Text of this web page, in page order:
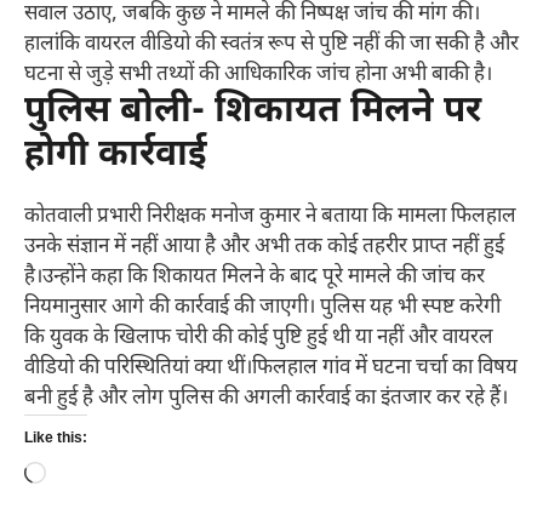
सवाल उठाए, जबकि कुछ ने मामले की निष्पक्ष जांच की मांग की।
हालांकि वायरल वीडियो की स्वतंत्र रूप से पुष्टि नहीं की जा सकी है और
घटना से जुड़े सभी तथ्यों की आधिकारिक जांच होना अभी बाकी है।
पुलिस बोली- शिकायत मिलने पर
होगी कार्रवाई
कोतवाली प्रभारी निरीक्षक मनोज कुमार ने बताया कि मामला फिलहाल
उनके संज्ञान में नहीं आया है और अभी तक कोई तहरीर प्राप्त नहीं हुई
है।उन्होंने कहा कि शिकायत मिलने के बाद पूरे मामले की जांच कर
नियमानुसार आगे की कार्रवाई की जाएगी। पुलिस यह भी स्पष्ट करेगी
कि युवक के खिलाफ चोरी की कोई पुष्टि हुई थी या नहीं और वायरल
वीडियो की परिस्थितियां क्या थीं।फिलहाल गांव में घटना चर्चा का विषय
बनी हुई है और लोग पुलिस की अगली कार्रवाई का इंतजार कर रहे हैं।
Like this:
Loading…